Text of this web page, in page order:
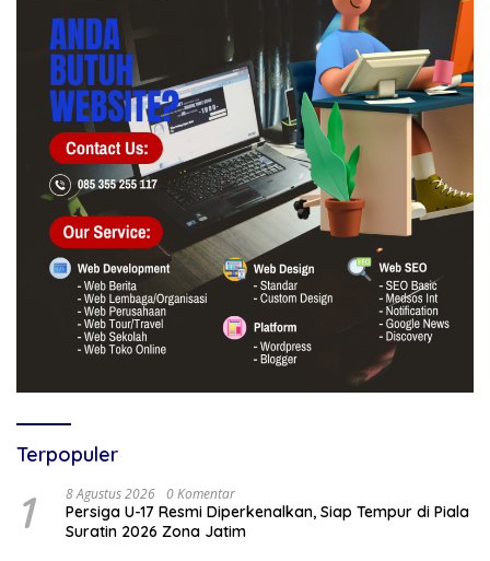
Terpopuler
1 8 Agustus 2026 0 Komentar
Persiga U-17 Resmi Diperkenalkan, Siap Tempur di Piala
Suratin 2026 Zona Jatim